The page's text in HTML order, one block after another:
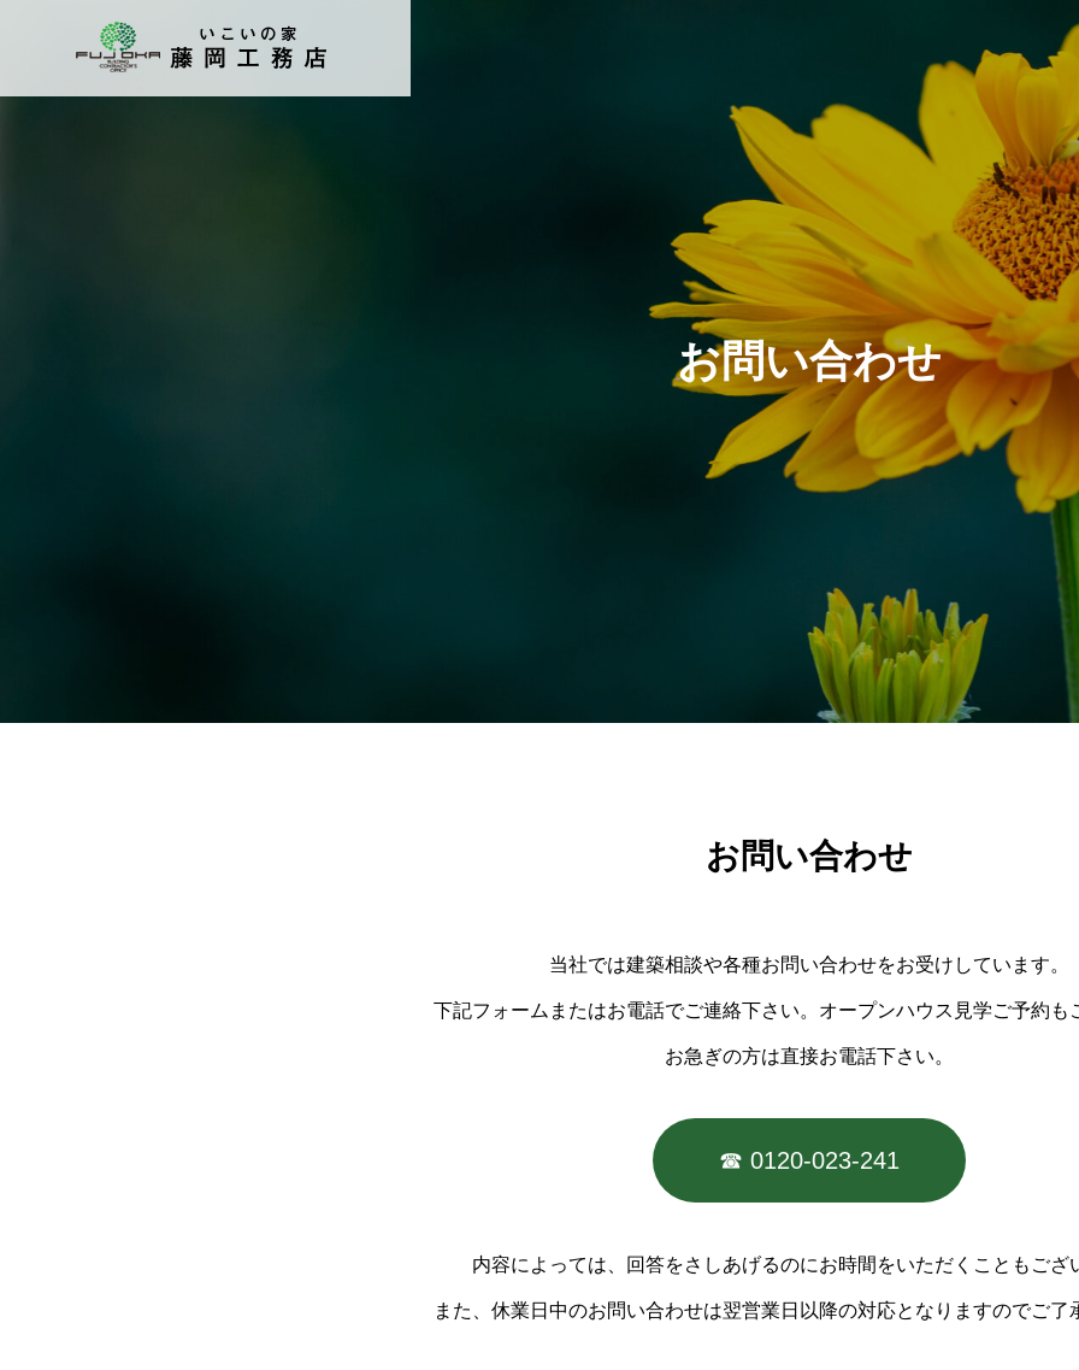
キッチン
お問い合わせ
お問い合わせ
当社では建築相談や各種お問い合わせをお受けしています。
下記フォームまたはお電話でご連絡下さい。オープンハウス見学ご予約も
お急ぎの方は直接お電話下さい。
☎︎ 0120-023-241
内容によっては、回答をさしあげるのにお時間をいただくこともござ
また、休業日中のお問い合わせは翌営業日以降の対応となりますのでご了